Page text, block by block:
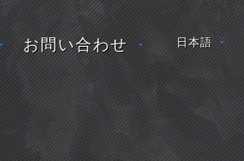
お問い合わせ 日本語